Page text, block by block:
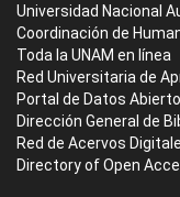
Universidad Nacional
Coordinación de
Toda la UNAM en línea
Red Universitaria de
Portal de Datos
Dirección General de
Red de Acervos
Directory of Open